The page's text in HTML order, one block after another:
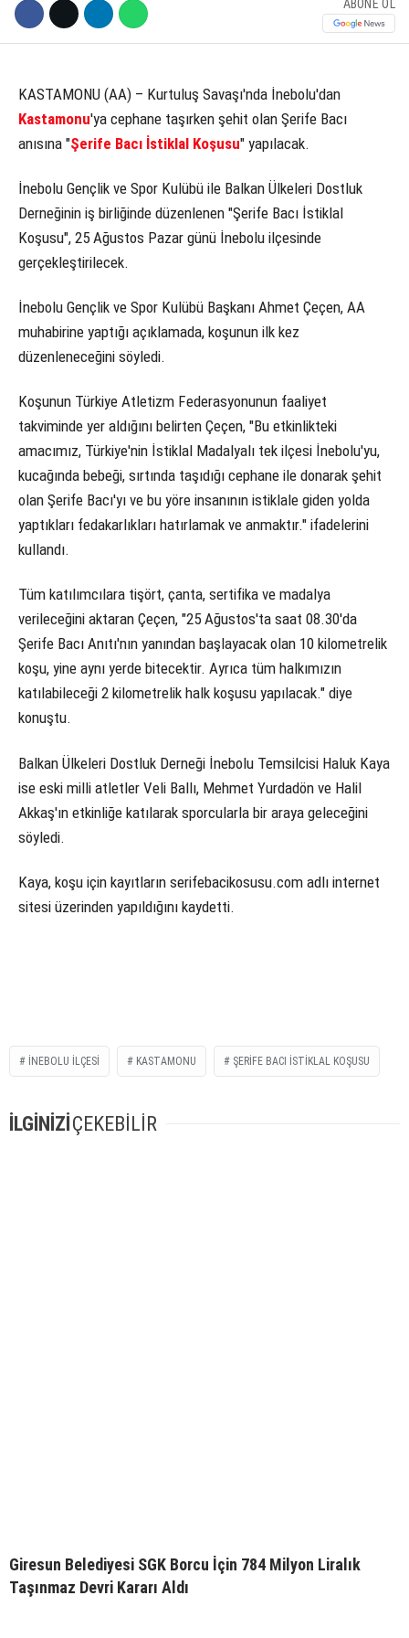
Instagram
ABONE OL
KASTAMONU (AA) – Kurtuluş Savaşı'nda İnebolu'dan
Kastamonu'ya cephane taşırken şehit olan Şerife Bacı
anısına "Şerife Bacı İstiklal Koşusu" yapılacak.
İnebolu Gençlik ve Spor Kulübü ile Balkan Ülkeleri Dostluk
Derneğinin iş birliğinde düzenlenen "Şerife Bacı İstiklal
Koşusu", 25 Ağustos Pazar günü İnebolu ilçesinde
gerçekleştirilecek.
İnebolu Gençlik ve Spor Kulübü Başkanı Ahmet Çeçen, AA
muhabirine yaptığı açıklamada, koşunun ilk kez
düzenleneceğini söyledi.
Koşunun Türkiye Atletizm Federasyonunun faaliyet
takviminde yer aldığını belirten Çeçen, "Bu etkinlikteki
amacımız, Türkiye'nin İstiklal Madalyalı tek ilçesi İnebolu'yu,
kucağında bebeği, sırtında taşıdığı cephane ile donarak şehit
olan Şerife Bacı'yı ve bu yöre insanının istiklale giden yolda
yaptıkları fedakarlıkları hatırlamak ve anmaktır." ifadelerini
kullandı.
Tüm katılımcılara tişört, çanta, sertifika ve madalya
verileceğini aktaran Çeçen, "25 Ağustos'ta saat 08.30'da
Şerife Bacı Anıtı'nın yanından başlayacak olan 10 kilometrelik
koşu, yine aynı yerde bitecektir. Ayrıca tüm halkımızın
katılabileceği 2 kilometrelik halk koşusu yapılacak." diye
konuştu.
Balkan Ülkeleri Dostluk Derneği İnebolu Temsilcisi Haluk Kaya
ise eski milli atletler Veli Ballı, Mehmet Yurdadön ve Halil
Akkaş'ın etkinliğe katılarak sporcularla bir araya geleceğini
söyledi.
Kaya, koşu için kayıtların serifebacikosusu.com adlı internet
sitesi üzerinden yapıldığını kaydetti.
İNEBOLU ILÇESI KASTAMONU ŞERIFE BACI İSTIKLAL KOŞUSU
İLGİNİZİÇEKEBİLİR
Giresun Belediyesi SGK Borcu İçin 784 Milyon Liralık
Taşınmaz Devri Kararı Aldı